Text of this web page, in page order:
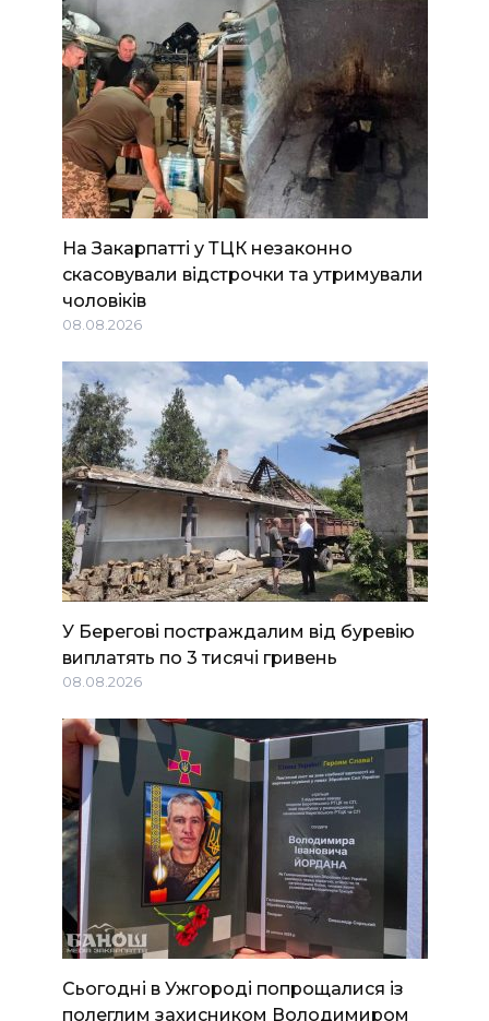
На Закарпатті у ТЦК незаконно
скасовували відстрочки та утримували
чоловіків
08.08.2026
У Берегові постраждалим від буревію
виплатять по 3 тисячі гривень
08.08.2026
Сьогодні в Ужгороді попрощалися із
полеглим захисником Володимиром